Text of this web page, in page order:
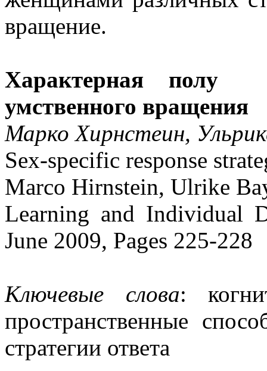
вращение.
Характерная полу
умственного вращения
Марко Хирнстеин,
Sex-specific response
Marco Hirnstein, Ulrike
Learning and Individual
June 2009, Pages 225-228
Ключевые слова:
пространственные
стратегии ответа